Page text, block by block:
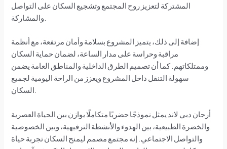
المشتركة لتعزيز روح المجتمع وتشجيع السكان على التواصل
إضافة إلى ذلك، يتميز المشروع بسلامة وأمان مرتفعة، مع أنظمة
مراقبة وحراسة على مدار الساعة، لضمان حماية السكان
وممتلكاتهم. كما أن تصميم الطرق الداخلية والمناطق العامة يضمن
سهولة التنقل داخل المشروع ويعزز من الراحة اليومية لجميع
أرجان دبي لاند يمثل نموذجًا حضريًا متكاملًا يوازن بين الحياة العصرية
والخضرة الطبيعية، بين الهدوء والأنشطة الترفيهية، وبين الخصوصية
والتواصل الاجتماعي. إنه مجتمع مصمم ليمنح السكان تجربة حياة